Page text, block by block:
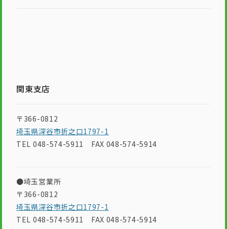
関東支店
〒366-0812
埼玉県深谷市折之口1797-1
TEL 048-574-5911 FAX 048-574-5914
●埼玉営業所
〒366-0812
埼玉県深谷市折之口1797-1
TEL 048-574-5911 FAX 048-574-5914